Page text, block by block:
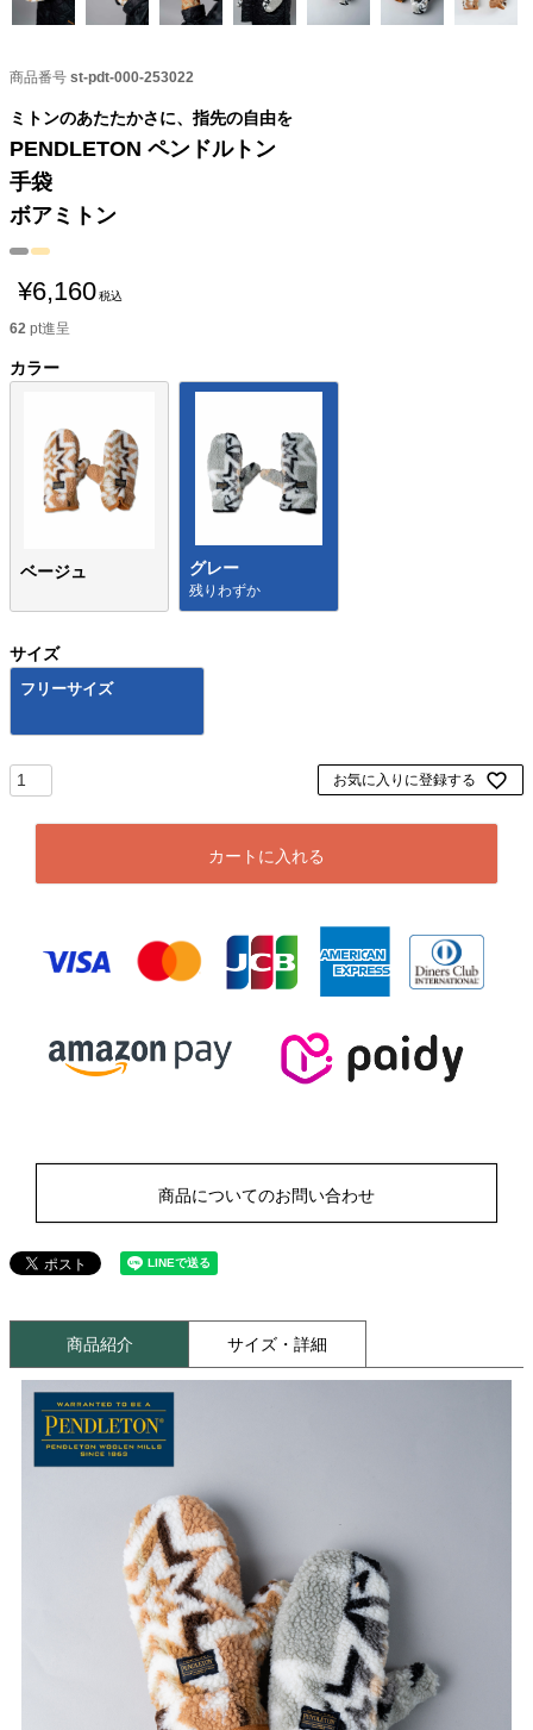
商品番号 st-pdt-000-253022
ミトンのあたたかさに、指先の自由を
PENDLETON ペンドルトン
手袋
ボアミトン
¥6,160税込
62 pt進呈
カラー
ベージュ グレー
残りわずか
サイズ
フリーサイズ
お気に入りに登録する
カートに入れる
商品についてのお問い合わせ
商品紹介 サイズ・詳細